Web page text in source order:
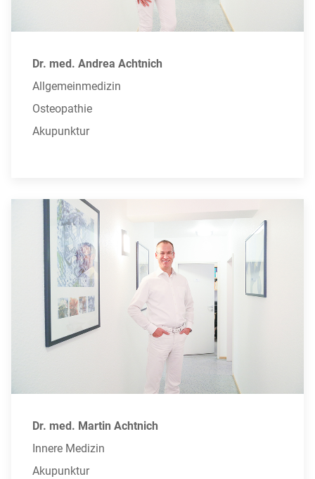
Dr. med. Andrea Achtnich
Allgemeinmedizin
Osteopathie
Akupunktur
Dr. med. Martin Achtnich
Innere Medizin
Akupunktur